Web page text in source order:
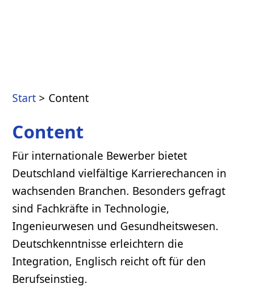
Start Content
Content
Für internationale Bewerber bietet
Deutschland vielfältige Karrierechancen in
wachsenden Branchen. Besonders gefragt
sind Fachkräfte in Technologie,
Ingenieurwesen und Gesundheitswesen.
Deutschkenntnisse erleichtern die
Integration, Englisch reicht oft für den
Berufseinstieg.